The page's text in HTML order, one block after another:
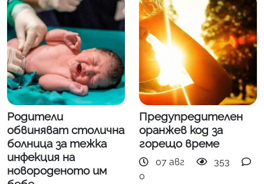
Родители
обвиняват столична
болница за тежка
инфекция на
новороденото им
Предупредителен
оранжев код за
горещо време
07 авг
353
0